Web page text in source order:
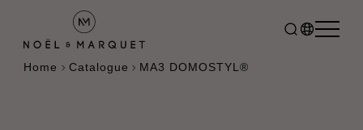
Home Catalogue MA3 DOMOSTYL®